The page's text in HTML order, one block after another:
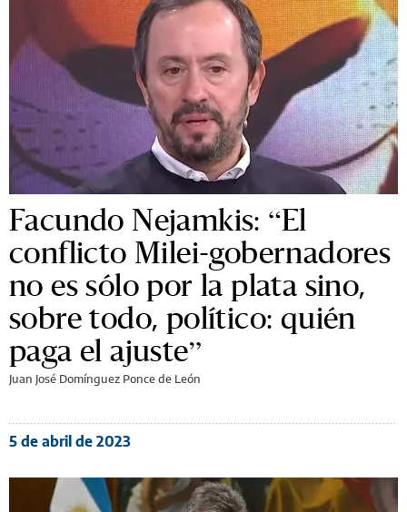
Facundo Nejamkis: “El
conflicto Milei-gobernadores
no es sólo por la plata sino,
sobre todo, político: quién
paga el ajuste”
Juan José Domínguez Ponce de León
5 de abril de 2023